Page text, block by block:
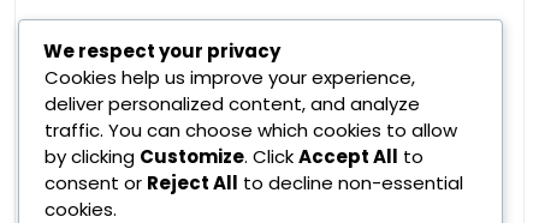
We respect your privacy
Cookies help us improve your experience,
deliver personalized content, and analyze
traffic. You can choose which cookies to allow
by clicking Customize. ClickAccept All to
consent or Reject All to decline non-essential
cookies.